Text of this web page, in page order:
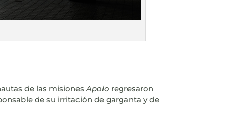
de las misionesApolo regresaron
de su irritación de garganta y de